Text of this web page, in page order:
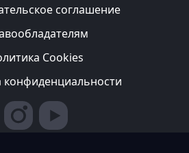
соглашение
Cookies
конфиденциальности